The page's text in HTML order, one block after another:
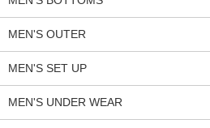
MEN'S OUTER
MEN'S SET UP
MEN'S UNDER WEAR